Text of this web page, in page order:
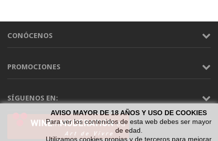
CONÓCENOS
PROMOCIONES
SÍGUENOS EN:
AVISO MAYOR DE 18 AÑOS Y USO DE COOKIES
Para ver los contenidos de esta web debes ser mayor
de edad.
Utilizamos cookies propias y de terceros para mejorar